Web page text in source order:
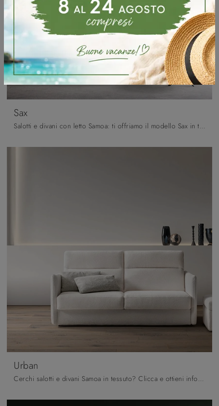
Sax
Salotti e divani con letto Samoa: ti offriamo il modello Sax in tessuto per completare la zona giorno.
Urban
Cerchi salotti e divani Samoa in tessuto? Clicca e ottieni informazioni sul modello Urban per spazi moderni.